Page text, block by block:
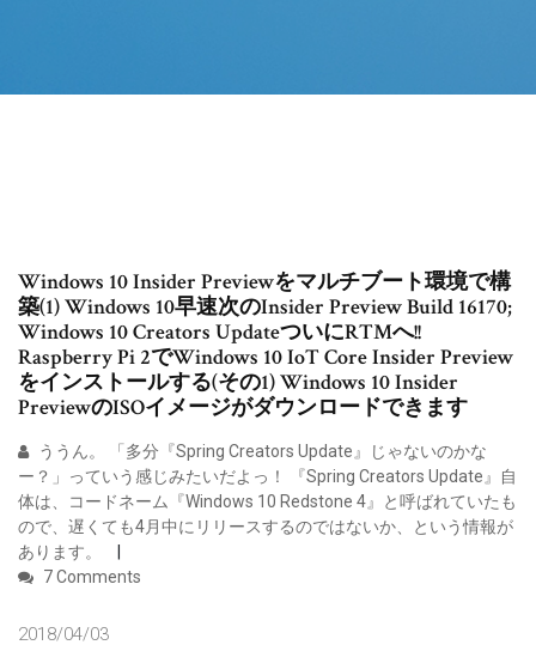
Windows 10 Insider Previewをマルチブート環境で構
築(1) Windows 10早速次のInsider Preview Build 16170;
Windows 10 Creators UpdateついにRTMへ!!
Raspberry Pi 2でWindows 10 IoT Core Insider Preview
をインストールする(その1) Windows 10 Insider
PreviewのISOイメージがダウンロードできます
ううん。 「多分『Spring Creators Update』じゃないのかな
ー？」っていう感じみたいだよっ！ 『Spring Creators Update』自
体は、コードネーム『Windows 10 Redstone 4』と呼ばれていたも
ので、遅くても4月中にリリースするのではないか、という情報が
あります。
7 Comments
2018/04/03